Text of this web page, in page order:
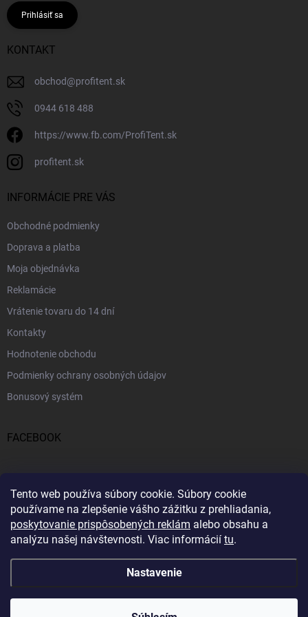
Tento web používa súbory cookie. Súbory cookie
používame na zlepšenie vášho zážitku z prehliadania,
poskytovanie prispôsobených reklám alebo obsahu a
analýzu našej návštevnosti. Viac informácií tu.
Nastavenie
Prihlásiť sa
KONTAKT
obchod@profitent.sk
0944 618 488
https://www.fb.com/ProfiTent.sk
profitent.sk
INFORMÁCIE PRE VÁS
Obchodné podmienky
Doprava a platba
Moja objednávka
Reklamácie
Vrátenie tovaru do 14 dní
Kontakty
Hodnotenie obchodu
Podmienky ochrany osobných údajov
Bonusový systém
FACEBOOK
PRIJÍMAME ONLINE PLATBY
Profitent.sk . Všetky práva vyhradené.